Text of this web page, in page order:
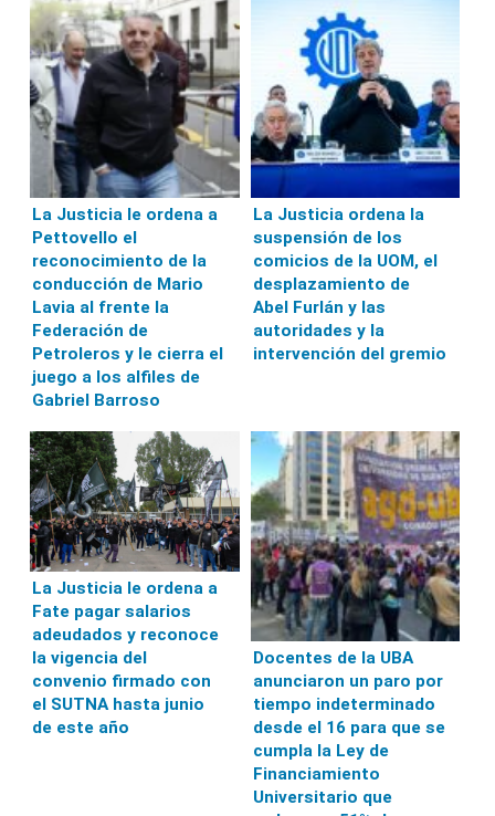
La Justicia le ordena a
Pettovello el
reconocimiento de la
conducción de Mario
Lavia al frente la
Federación de
Petroleros y le cierra el
juego a los alfiles de
Gabriel Barroso
La Justicia ordena la
suspensión de los
comicios de la UOM, el
desplazamiento de
Abel Furlán y las
autoridades y la
intervención del gremio
La Justicia le ordena a
Fate pagar salarios
adeudados y reconoce
la vigencia del
convenio firmado con
el SUTNA hasta junio
de este año
Docentes de la UBA
anunciaron un paro por
tiempo indeterminado
desde el 16 para que se
cumpla la Ley de
Financiamiento
Universitario que